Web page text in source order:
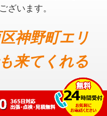
ざいます。
神野町エリ
来てくれる